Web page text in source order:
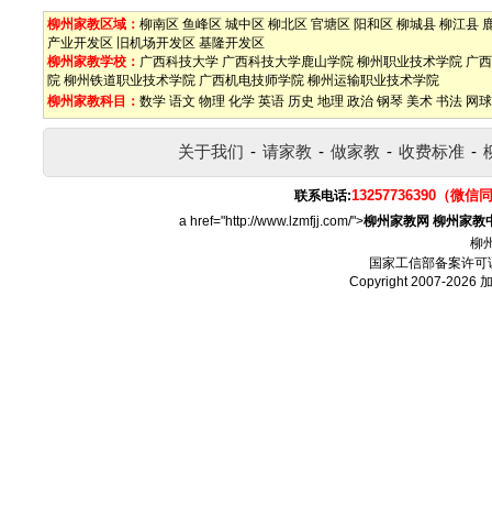
柳州家教区域： 柳南区 鱼峰区 城中区 柳北区 官塘区 阳和区 柳城县 柳江县
产业开发区
旧机场开发区 基隆开发区
柳州家教学校： 广西科技大学 广西科技大学鹿山学院 柳州职业技术学院 广
院 柳州铁道职业技术学院 广西机电技师学院 柳州运输职业技术学院
柳州家教科目： 数学 语文 物理 化学 英语 历史 地理 政治 钢琴 美术 书法 网球
关于我们 - 请家教 - 做家教 - 收费标准 -
联系电话:13257736390（微信
a href="http://www.lzmfjj.com/">柳州家教网 柳州家教
柳
国家工信部备案许可
Copyright 2007-2026